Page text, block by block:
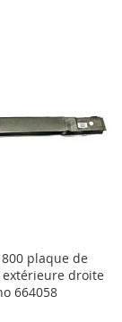
plaque de
droite
664058